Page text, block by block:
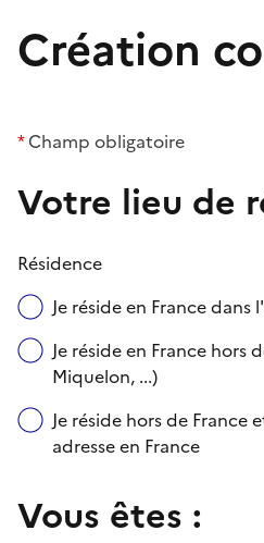
Création
*Champ obligatoire
Votre lieu de
Résidence
Je réside en France
Je réside en France hors
Miquelon, ...)
Je réside hors de
adresse en France
Vous êtes :